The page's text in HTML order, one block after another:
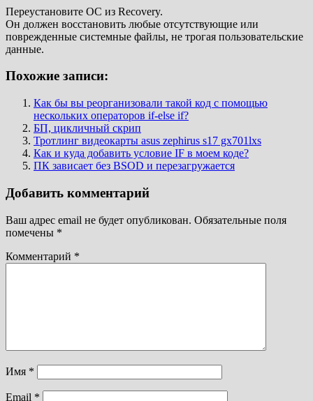
Переустановите ОС из Recovery.
Он должен восстановить любые отсутствующие или
поврежденные системные файлы, не трогая пользовательские
данные.
Похожие записи:
Как бы вы реорганизовали такой код с помощью
нескольких операторов if-else if?
БП, цикличный скрип
Тротлинг видеокарты asus zephirus s17 gx701lxs
Как и куда добавить условие IF в моем коде?
ПК зависает без BSOD и перезагружается
Добавить комментарий
Ваш адрес email не будет опубликован. Обязательные поля
помечены *
Комментарий *
Имя *
Email *